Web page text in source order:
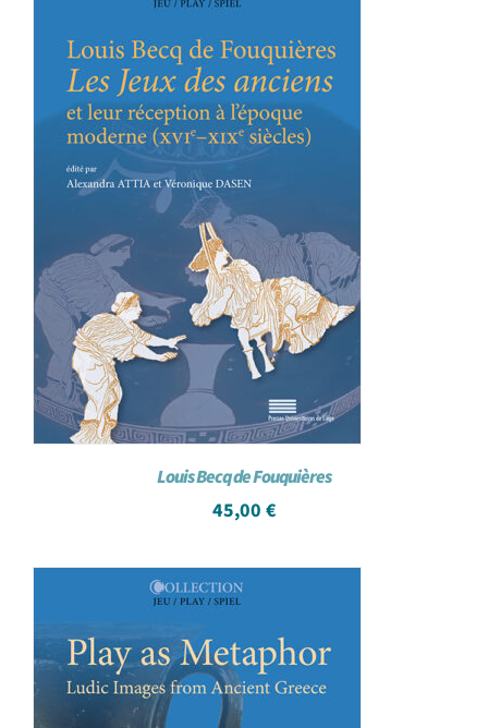
Panier WooCommerce
Louis Becq de Fouquières
45,00 €